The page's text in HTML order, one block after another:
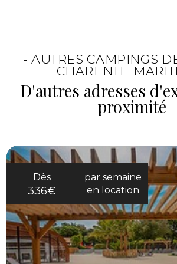
séjour se compose facilement
- AUTRES CAMPINGS
CHARENTE-
D'autres adresses
proximité
Dès
336€
par semaine
en location